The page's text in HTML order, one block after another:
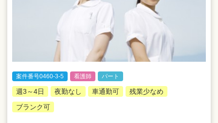
案件番号0460-3-5 看護師 パート
週3～4日 夜勤なし 車通勤可
残業少なめ
ブランク可